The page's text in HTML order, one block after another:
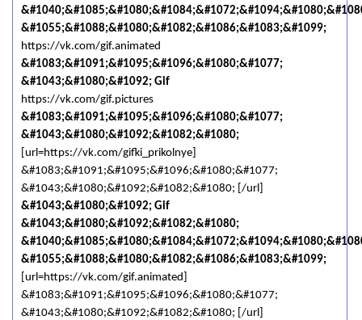
&#1055;&#1088;&#1080;&#1082;&#1086;&#1083;&#1099;
https://vk.com/gif.animated
&#1083;&#1091;&#1095;&#1096;&#1080;&#1077;
&#1043;&#1080;&#1092; Gif
https://vk.com/gif.pictures
&#1083;&#1091;&#1095;&#1096;&#1080;&#1077;
&#1043;&#1080;&#1092;&#1082;&#1080;
[url=https://vk.com/gifki_prikolnye]
&#1083;&#1091;&#1095;&#1096;&#1080;&#1077;
&#1043;&#1080;&#1092;&#1082;&#1080; [/url]
&#1043;&#1080;&#1092; Gif
&#1043;&#1080;&#1092;&#1082;&#1080;
&#1055;&#1088;&#1080;&#1082;&#1086;&#1083;&#1099;
[url=https://vk.com/gif.animated]
&#1083;&#1091;&#1095;&#1096;&#1080;&#1077;
&#1043;&#1080;&#1092;&#1082;&#1080; [/url]